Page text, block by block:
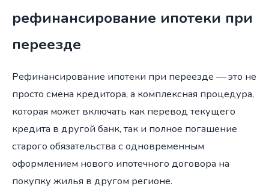
рефинансирование ипотеки при
переезде
Рефинансирование ипотеки при переезде — это не
просто смена кредитора, а комплексная процедура,
которая может включать как перевод текущего
кредита в другой банк, так и полное погашение
старого обязательства с одновременным
оформлением нового ипотечного договора на
покупку жилья в другом регионе.